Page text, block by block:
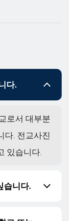
다.
로서 대부분
다. 전교사진
있습니다.
습니다.